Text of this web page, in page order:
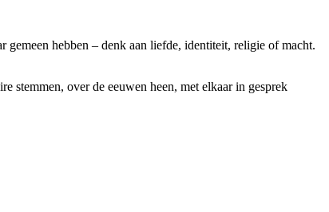
gemeen hebben – denk aan liefde, identiteit, religie of macht.
stemmen, over de eeuwen heen, met elkaar in gesprek